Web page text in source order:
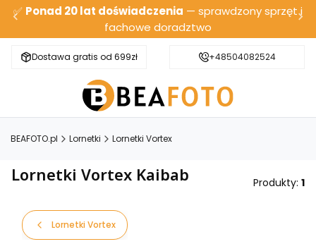
✅ Ponad 20 lat doświadczenia — sprawdzony sprzęt i
fachowe doradztwo
Dostawa gratis od 699zł Bezpieczna wysyłka
+48504082524
BEAFOTO.pl Lornetki Lornetki Vortex
Lornetki Vortex Kaibab Produkty: 1
Lornetki Vortex